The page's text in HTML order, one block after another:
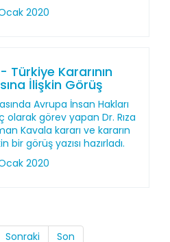
2020
Türkiye Kararının
İlişkin Görüş
Avrupa İnsan Hakları
olarak görev yapan Dr. Rıza
Kavala kararı ve kararın
bir görüş yazısı hazırladı.
2020
Sonraki Son